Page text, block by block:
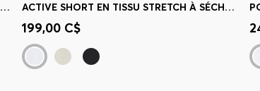
ACTIVE POLO SLIM FIT EN JERSEY RAYÉ AVEC ÉTIREMENT QUADRIDIRECTIONNEL
Achat rapide
taille)
ACTIVE SHORT EN TISSU STRETCH À SÉCHAGE RAPIDE AVEC POCHES
199,00 C$